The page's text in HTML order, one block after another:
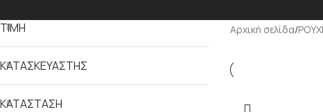
ΤΙΜΗ
ΚΑΤΑΣΚΕΥΑΣΤΗΣ
ΚΑΤΑΣΤΑΣΗ
Αρχική σελίδα/